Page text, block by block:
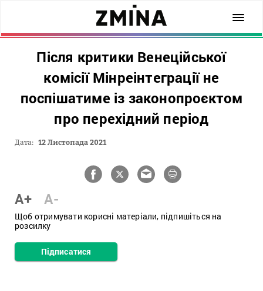
Після критики Венеційської
комісії Мінреінтеграції не
поспішатиме із законопроєктом
про перехідний період
Дата: 12 Листопада 2021
A+ A-
Щоб отримувати корисні матеріали, підпишіться на
розсилку
Підписатися